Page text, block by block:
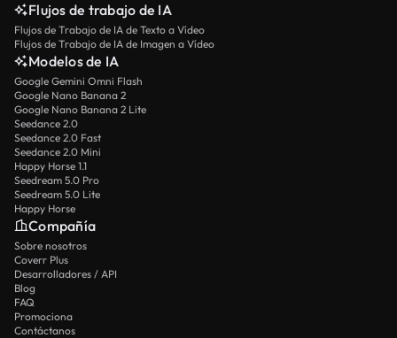
Flujos de trabajo de IA
Flujos de Trabajo de IA de Texto a Vídeo
Flujos de Trabajo de IA de Imagen a Vídeo
Modelos de IA
Google Gemini Omni Flash
Google Nano Banana 2
Google Nano Banana 2 Lite
Seedance 2.0
Seedance 2.0 Fast
Seedance 2.0 Mini
Happy Horse 1.1
Seedream 5.0 Pro
Seedream 5.0 Lite
Happy Horse
Compañía
Sobre nosotros
Coverr Plus
Desarrolladores / API
Blog
FAQ
Promociona
Contáctanos